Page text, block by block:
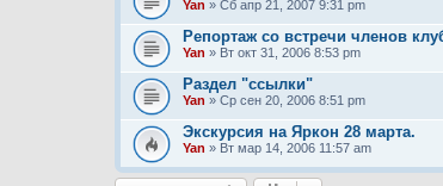
Yan » Сб апр 21, 2007 9:31 pm
Репортаж со встречи членов
Yan » Вт окт 31, 2006 8:53 pm
Раздел "ссылки"
Yan » Ср сен 20, 2006 8:51 pm
Экскурсия на Яркон 28 марта.
Yan » Вт мар 14, 2006 11:57 am